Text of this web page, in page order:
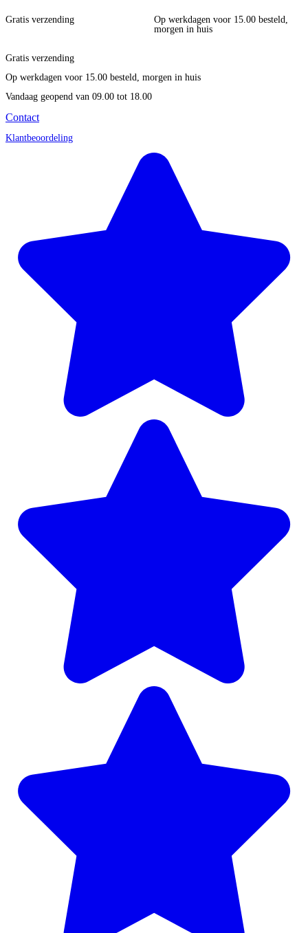
Gratis verzending
Op werkdagen voor 15.00 besteld,
morgen in huis
Gratis verzending
Op werkdagen voor 15.00 besteld, morgen in huis
Vandaag geopend van 09.00 tot 18.00
Contact
Klantbeoordeling